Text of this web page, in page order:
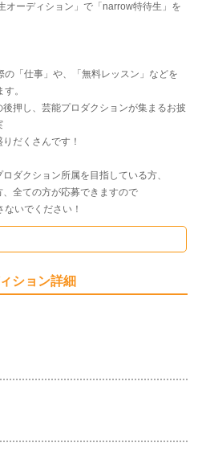
オーディション」で「narrow特待生」を
「仕事」や、「無料レッスン」などを
。
押し、芸能プロダクションが集まるお披
だくさんです！
ダクション所属を目指している方、
全ての方が応募できますので
いでください！
ション詳細